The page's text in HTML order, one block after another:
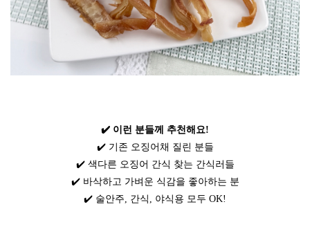
✔️ 이런 분들께 추천해요!
✔️ 기존 오징어채 질린 분들
✔️ 색다른 오징어 간식 찾는 간식러들
✔️ 바삭하고 가벼운 식감을 좋아하는 분
✔️ 술안주, 간식, 야식용 모두 OK!